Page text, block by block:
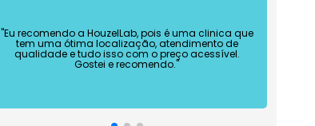
"Eu recomendo a HouzelLab, pois é uma clinica que
tem uma ótima localização, atendimento de
qualidade e tudo isso com o preço acessível.
Gostei e recomendo."